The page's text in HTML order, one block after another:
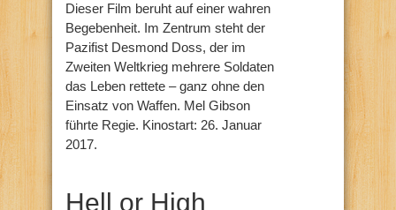
Dieser Film beruht auf einer wahren
Begebenheit. Im Zentrum steht der
Pazifist Desmond Doss, der im
Zweiten Weltkrieg mehrere Soldaten
das Leben rettete – ganz ohne den
Einsatz von Waffen. Mel Gibson
führte Regie. Kinostart: 26. Januar
2017.
Hell or High